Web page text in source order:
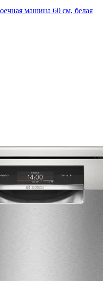
машина 60 см, белая